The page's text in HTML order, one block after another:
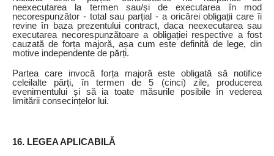
neexecutarea la termen sau/și de executarea în mod
necorespunzător - total sau parțial - a oricărei obligații care îi
revine în baza prezentului contract, daca neexecutarea sau
executarea necorespunzătoare a obligației respective a fost
cauzată de forța majoră, așa cum este definită de lege, din
motive independente de părți.
Partea care invocă forța majoră este obligată să notifice
celeilalte părți, în termen de 5 (cinci) zile, producerea
evenimentului și să ia toate măsurile posibile în vederea
limitării consecințelor lui.
16. LEGEA APLICABILĂ